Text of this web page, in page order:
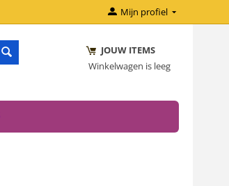
Mijn profiel
JOUW ITEMS
Winkelwagen is leeg